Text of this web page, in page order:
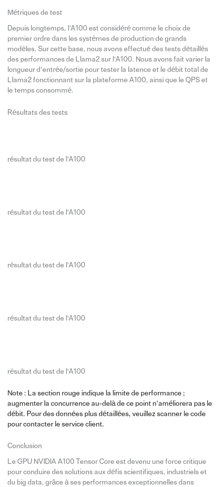
Métriques de test
Depuis longtemps, l’A100 est considéré comme le choix de
premier ordre dans les systèmes de production de grands
modèles. Sur cette base, nous avons effectué des tests détaillés
des performances de Llama2 sur l’A100. Nous avons fait varier la
longueur d’entrée/sortie pour tester la latence et le débit total de
Llama2 fonctionnant sur la plateforme A100, ainsi que le QPS et
le temps consommé.
Résultats des tests
résultat du test de l’A100
résultat du test de l’A100
résultat du test de l’A100
résultat du test de l’A100
résultat du test de l’A100
Note : La section rouge indique la limite de performance ;
augmenter la concurrence au-delà de ce point n’améliorera pas le
débit. Pour des données plus détaillées, veuillez scanner le code
pour contacter le service client.
Conclusion
Le GPU NVIDIA A100 Tensor Core est devenu une force critique
pour conduire des solutions aux défis scientifiques, industriels et
du big data, grâce à ses performances exceptionnelles dans